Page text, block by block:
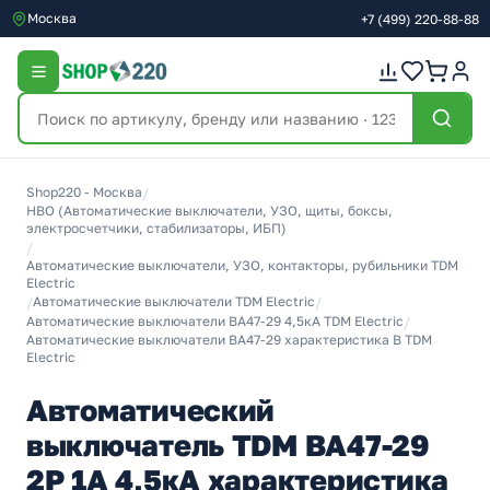
Москва +7 (499) 220-88-88
Shop220 - Москва /
НВО (Автоматические выключатели, УЗО, щиты, боксы,
электросчетчики, стабилизаторы, ИБП)
/
Автоматические выключатели, УЗО, контакторы, рубильники TDM
Electric
/Автоматические выключатели TDM Electric /
Автоматические выключатели ВА47-29 4,5кА TDM Electric /
Автоматические выключатели ВА47-29 характеристика В TDM
Electric
Автоматический
выключатель TDM ВА47-29
2Р 1А 4,5кА характеристика